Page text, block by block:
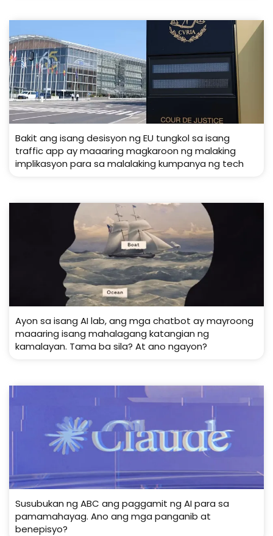
Bakit ang isang desisyon ng EU tungkol sa isang
traffic app ay maaaring magkaroon ng malaking
implikasyon para sa malalaking kumpanya ng tech
Ayon sa isang AI lab, ang mga chatbot ay mayroong
maaaring isang mahalagang katangian ng
kamalayan. Tama ba sila? At ano ngayon?
Susubukan ng ABC ang paggamit ng AI para sa
pamamahayag. Ano ang mga panganib at
benepisyo?